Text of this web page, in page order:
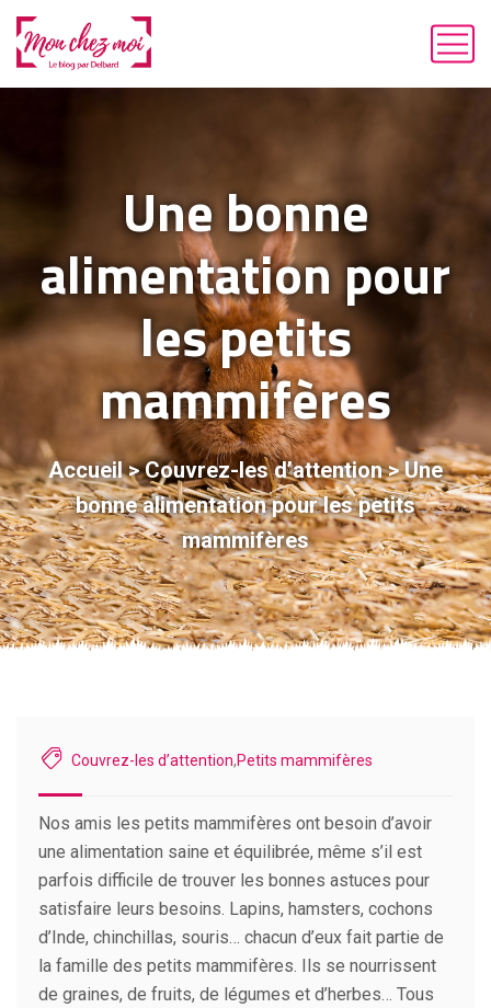
Une bonne
alimentation pour
les petits
mammifères
Accueil>Couvrez-les d’attention>Une
bonne alimentation pour les petits
mammifères
Couvrez-les d’attention,Petits mammifères
Nos amis les petits mammifères ont besoin d’avoir
une alimentation saine et équilibrée, même s’il est
parfois difficile de trouver les bonnes astuces pour
satisfaire leurs besoins. Lapins, hamsters, cochons
d’Inde, chinchillas, souris… chacun d’eux fait partie de
la famille des petits mammifères. Ils se nourrissent
de graines, de fruits, de légumes et d’herbes… Tous